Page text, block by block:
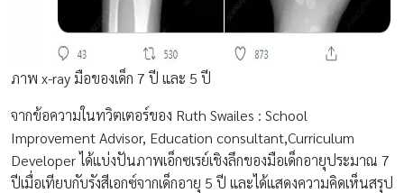
ภาพ x-ray มือของเด็ก 7 ปี และ 5 ปี
จากข้อความในทวิตเตอร์ของ Ruth Swailes : School
Improvement Advisor, Education consultant,Curriculum
Developer ได้แบ่งปันภาพเอ็กซเรย์เชิงลึกของมือเด็กอายุประมาณ 7
ปีเมื่อเทียบกับรังสีเอกซ์จากเด็กอายุ 5 ปี และได้แสดงความคิดเห็นสรุป